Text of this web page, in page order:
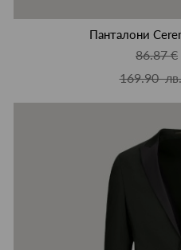
Панталони
86.87 €
169.90 лв.